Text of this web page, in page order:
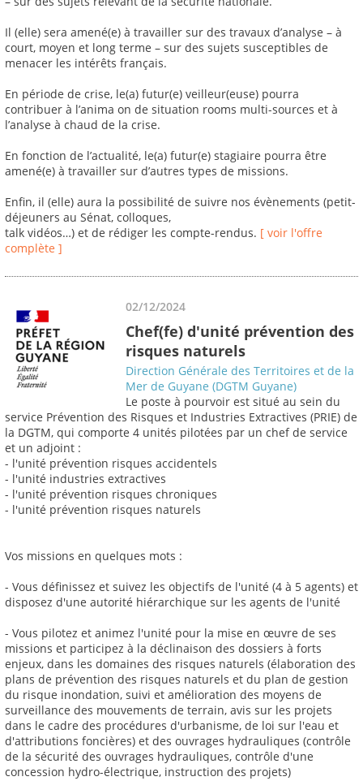
Il (elle) sera amené(e) à travailler sur des travaux d’analyse – à
court, moyen et long terme – sur des sujets susceptibles de
menacer les intérêts français.
En période de crise, le(a) futur(e) veilleur(euse) pourra
contribuer à l’anima on de situation rooms multi-sources et à
l’analyse à chaud de la crise.
En fonction de l’actualité, le(a) futur(e) stagiaire pourra être
amené(e) à travailler sur d’autres types de missions.
Enfin, il (elle) aura la possibilité de suivre nos évènements (petit-
déjeuners au Sénat, colloques,
talk vidéos…) et de rédiger les compte-rendus. [ voir l'offre
complète ]
02/12/2024
Chef(fe) d'unité prévention des
risques naturels
Direction Générale des Territoires et de la
Mer de Guyane (DGTM Guyane)
Le poste à pourvoir est situé au sein du
service Prévention des Risques et Industries Extractives (PRIE) de
la DGTM, qui comporte 4 unités pilotées par un chef de service
et un adjoint :
- l'unité prévention risques accidentels
- l'unité industries extractives
- l'unité prévention risques chroniques
- l'unité prévention risques naturels
Vos missions en quelques mots :
- Vous définissez et suivez les objectifs de l'unité (4 à 5 agents) et
disposez d'une autorité hiérarchique sur les agents de l'unité
- Vous pilotez et animez l'unité pour la mise en œuvre de ses
missions et participez à la déclinaison des dossiers à forts
enjeux, dans les domaines des risques naturels (élaboration des
plans de prévention des risques naturels et du plan de gestion
du risque inondation, suivi et amélioration des moyens de
surveillance des mouvements de terrain, avis sur les projets
dans le cadre des procédures d'urbanisme, de loi sur l'eau et
d'attributions foncières) et des ouvrages hydrauliques (contrôle
de la sécurité des ouvrages hydrauliques, contrôle d'une
concession hydro-électrique, instruction des projets)